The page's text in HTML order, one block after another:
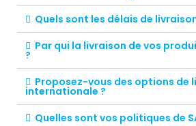
Quels sont les délais de
Par qui la livraison de vos
?
Proposez-vous des options de
internationale ?
Quelles sont vos politiques de